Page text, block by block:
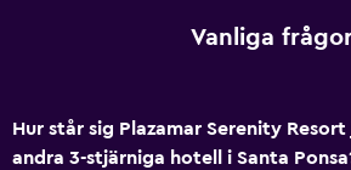
Vanliga
Hur står sig Plazamar Serenity
andra 3-stjärniga hotell i Santa